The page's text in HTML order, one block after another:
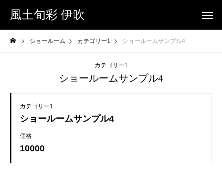
風土旬彩 伊吹
ショールーム カテゴリー1 ショールームサンプル4
カテゴリー1
ショールームサンプル4
カテゴリー1
ショールームサンプル4
価格
10000